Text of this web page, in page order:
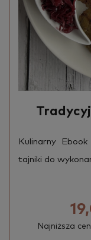
Ku­li­nar­ny
taj­ni­ki do
Najniższa